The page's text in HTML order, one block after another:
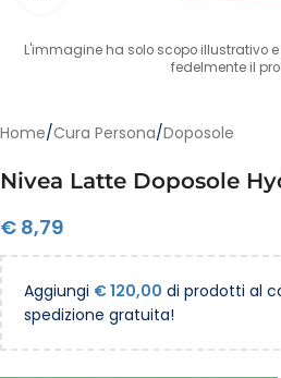
L'immagine ha solo scopo illustrativo
fedelmente il
Home/Cura Persona/Doposole
Nivea Latte Doposole
€ 8,79
Aggiungi €120,00 di prodotti al
spedizione gratuita!